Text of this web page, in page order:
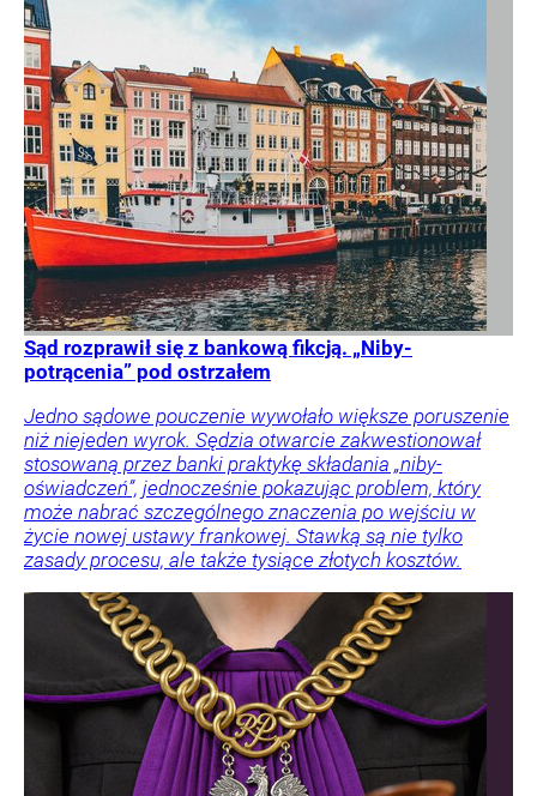
Sąd rozprawił się z bankową fikcją. „Niby-
potrącenia” pod ostrzałem
Jedno sądowe pouczenie wywołało większe poruszenie
niż niejeden wyrok. Sędzia otwarcie zakwestionował
stosowaną przez banki praktykę składania „niby-
oświadczeń”, jednocześnie pokazując problem, który
może nabrać szczególnego znaczenia po wejściu w
życie nowej ustawy frankowej. Stawką są nie tylko
zasady procesu, ale także tysiące złotych kosztów.